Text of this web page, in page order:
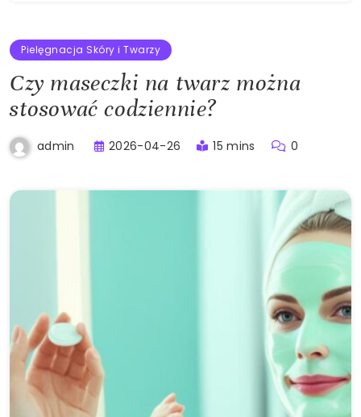
Pielęgnacja Skóry i Twarzy
Czy maseczki na twarz można
stosować codziennie?
admin 2026-04-26 15 mins 0